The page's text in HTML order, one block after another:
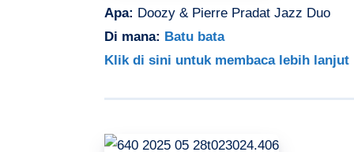
Apa: Doozy & Pierre Pradat Jazz Duo
Di mana: Batu bata
Klik di sini untuk membaca lebih lanjut